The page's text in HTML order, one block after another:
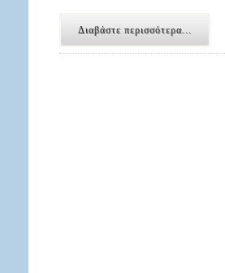
Διαβάστε περισσότερα...